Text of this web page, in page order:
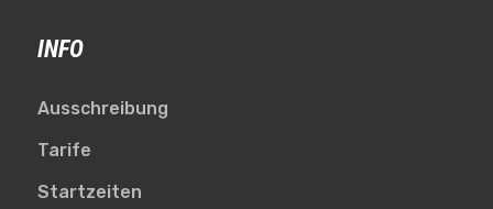
INFO
Ausschreibung
Tarife
Startzeiten